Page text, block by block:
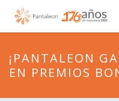
¡PANTALEON
EN PREMIOS